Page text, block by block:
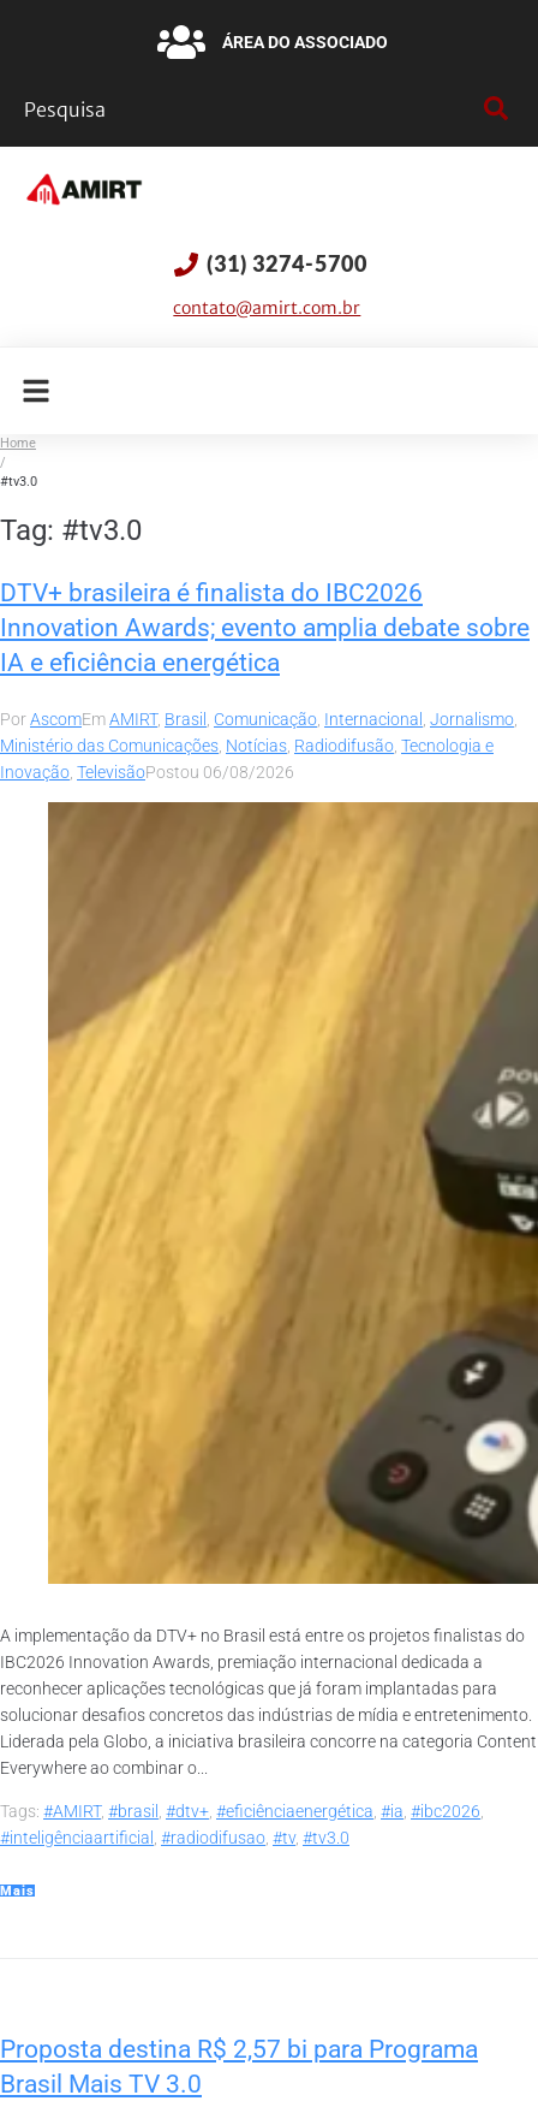
ÁREA DO ASSOCIADO
(31) 3274-5700
contato@amirt.com.br
Home
/
#tv3.0
Tag: #tv3.0
DTV+ brasileira é finalista do IBC2026
Innovation Awards; evento amplia debate sobre
IA e eficiência energética
PorAscomEmAMIRT, Brasil , Comunicação, Internacional , Jornalismo,
Ministério das Comunicações, Notícias, Radiodifusão, Tecnologia e
Inovação, TelevisãoPostou 06/08/2026
A implementação da DTV+ no Brasil está entre os projetos finalistas do
IBC2026 Innovation Awards, premiação internacional dedicada a
reconhecer aplicações tecnológicas que já foram implantadas para
solucionar desafios concretos das indústrias de mídia e entretenimento.
Liderada pela Globo, a iniciativa brasileira concorre na categoria Content
Everywhere ao combinar o...
Tags: #AMIRT, #brasil , #dtv+, #eficiênciaenergética, #ia, #ibc2026,
#inteligênciaartificial , #radiodifusao, #tv, #tv3.0
Mais
Proposta destina R$ 2,57 bi para Programa
Brasil Mais TV 3.0